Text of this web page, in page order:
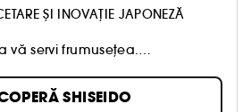
ȘI INOVAȚIE JAPONEZĂ
vă servi frumusețea.
Shiseido a fost prima
din Japonia. Misiunea sa
de îngrijire a pielii, machiaj
SHISEIDO